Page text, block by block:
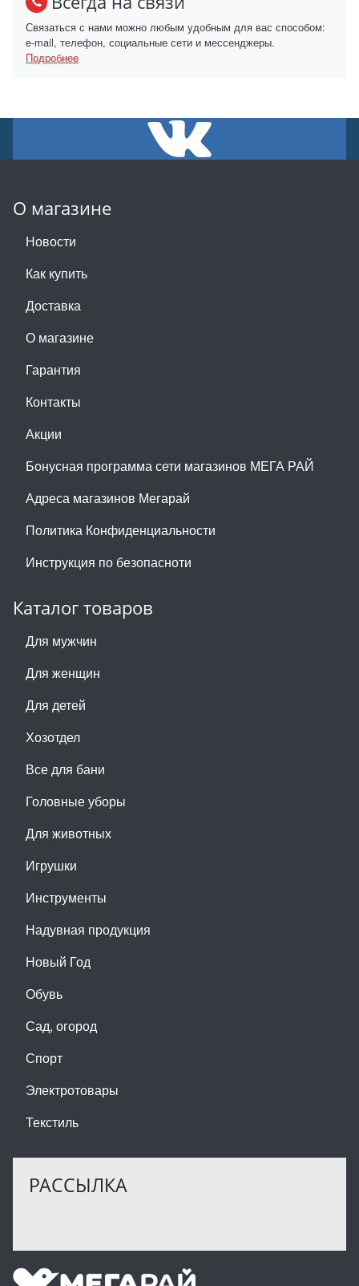
Связаться с нами можно любым удобным для вас способом:
e-mail, телефон, социальные сети и мессенджеры.
Подробнее
О магазине
Новости
Как купить
Доставка
О магазине
Гарантия
Контакты
Акции
Бонусная программа сети магазинов МЕГА РАЙ
Адреса магазинов Мегарай
Политика Конфиденциальности
Инструкция по безопасноти
Каталог товаров
Для мужчин
Для женщин
Для детей
Хозотдел
Все для бани
Головные уборы
Для животных
Игрушки
Инструменты
Надувная продукция
Новый Год
Обувь
Сад, огород
Спорт
Электротовары
Текстиль
РАССЫЛКА